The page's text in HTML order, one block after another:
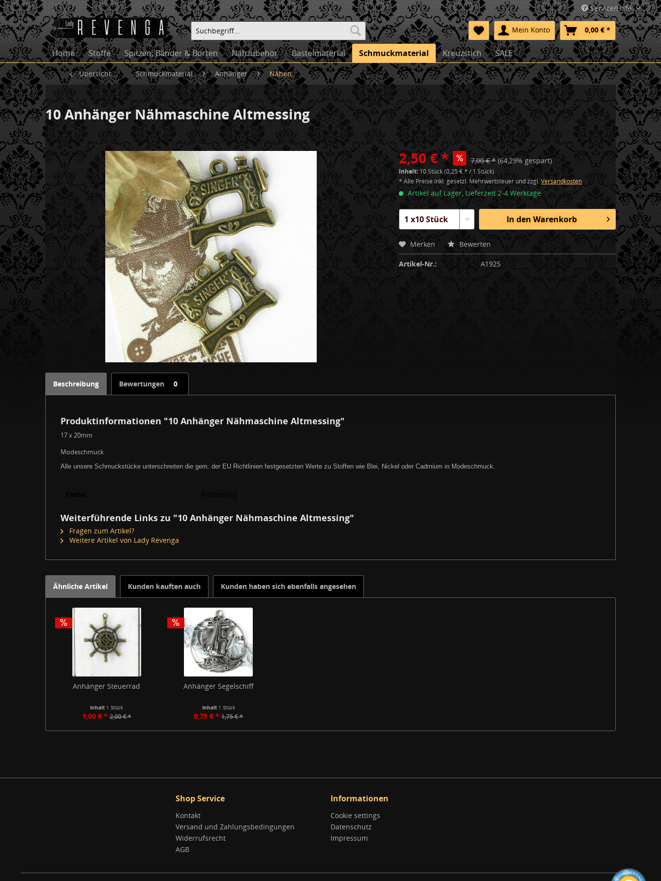
Service/Hilfe
Mein Konto 0,00 € *
Home Stoffe Spitzen, Bänder & Borten Nähzubehör Bastelmaterial Schmuckmaterial Kreuzstich SALE
Übersicht Schmuckmaterial Anhänger Nähen
10 Anhänger Nähmaschine Altmessing
2,50 € * 7,00 € * (64,29% gespart)
Inhalt:10 Stück (0,25 € * / 1 Stück)
* Alle Preise inkl. gesetzl. Mehrwertsteuer und zzgl.Versandkosten
Artikel auf Lager, Lieferzeit 2-4 Werktage
In den Warenkorb
Merken Bewerten
Artikel-Nr.: A1925
Beschreibung Bewertungen 0
Produktinformationen "10 Anhänger Nähmaschine Altmessing"
17 x 20mm
Modeschmuck
Alle unsere Schmuckstücke unterschreiten die gem. der EU Richtlinien festgesetzten Werte zu Stoffen wie Blei, Nickel oder Cadmium in Modeschmuck.
Weiterführende Links zu "10 Anhänger Nähmaschine Altmessing"
Fragen zum Artikel?
Weitere Artikel von Lady Revenga
Ähnliche Artikel Kunden kauften auch Kunden haben sich ebenfalls angesehen
Anhänger Steuerrad
Inhalt 1 Stück
1,00 € * 2,00 € *
Anhänger Segelschiff
Inhalt 1 Stück
0,75 € * 1,75 € *
Shop Service
Kontakt
Versand und Zahlungsbedingungen
Widerrufsrecht
AGB
Informationen
Cookie settings
Datenschutz
Impressum